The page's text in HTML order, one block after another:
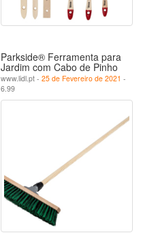
Parkside® Ferramenta para
Jardim com Cabo de Pinho
www.lidl.pt - 25 de Fevereiro de 2021 -
6.99